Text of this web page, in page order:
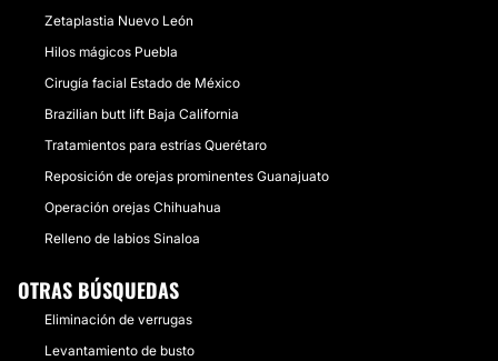
Zetaplastia Nuevo León
Hilos mágicos Puebla
Cirugía facial Estado de México
Brazilian butt lift Baja California
Tratamientos para estrías Querétaro
Reposición de orejas prominentes Guanajuato
Operación orejas Chihuahua
Relleno de labios Sinaloa
OTRAS BÚSQUEDAS
Eliminación de verrugas
Levantamiento de busto